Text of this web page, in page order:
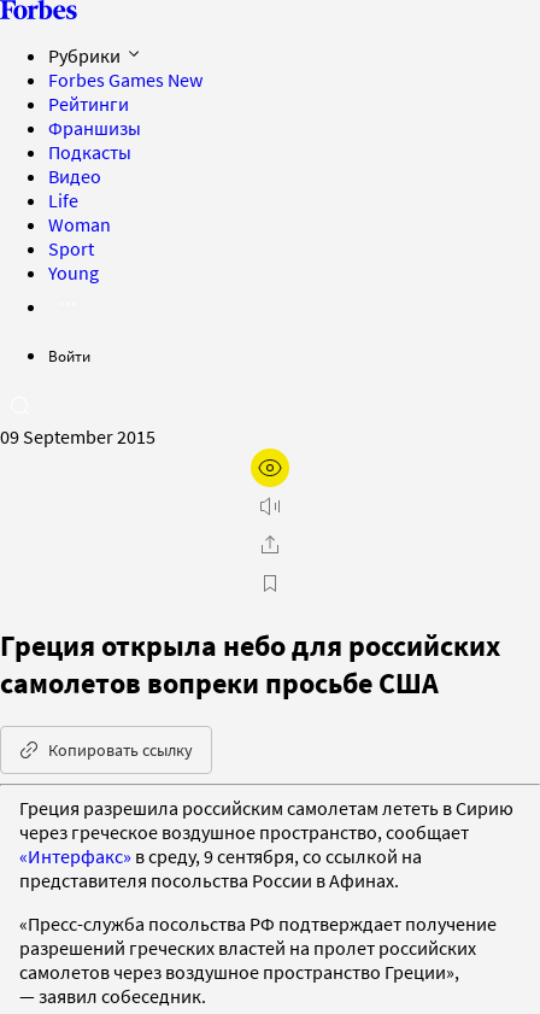
Рубрики
Forbes Games New
Рейтинги
Франшизы
Подкасты
Видео
Life
Woman
Sport
Young
Войти
09 September 2015
Греция открыла небо для российских
самолетов вопреки просьбе США
Копировать ссылку
Греция разрешила российским самолетам лететь в Сирию
через греческое воздушное пространство, сообщает
«Интерфакс» в среду, 9 сентября, со ссылкой на
представителя посольства России в Афинах.
«Пресс-служба посольства РФ подтверждает получение
разрешений греческих властей на пролет российских
самолетов через воздушное пространство Греции»,
— заявил собеседник.